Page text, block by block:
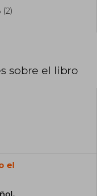
(2)
sobre el libro
el